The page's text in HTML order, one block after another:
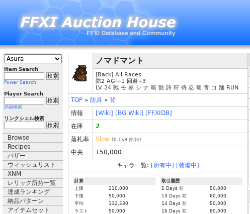
Item Search
Power Search
Player Search
詳細検索
リンクシェル検索
Browse
Recipes
バザー
ウィッシュリスト
XNM
レリック所持一覧
達成ランキング
納品パターン
アイテムセット
ノマドマント
[Back] All Races
防2 AGI+1 回避+3
LV 24 戦 モ 赤 シ ナ 暗 獣 詩 狩 侍 忍 竜 青 コ 踊 RUN
TOP » 防具 » 背
情報
[Wiki] [BG Wiki] [FFXIDB]
在庫
2
落札率
Slow (0.159 件/日)
中央
150,000
キャラ一覧: [所有中] [装備中]
計算
上限
210,000
下限
50,000
平均
132,530
ラスト
50,000
取引履歴
5 Days 前
50,000
13 Days 前
60,000
14 Days 前
50,000
16 Days 前
80,000